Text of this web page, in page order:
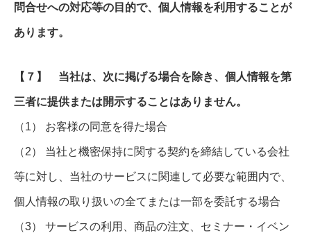
問合せへの対応等の目的で、個人情報を利用することが
あります。
【７】 当社は、次に掲げる場合を除き、個人情報を第
三者に提供または開示することはありません。
（1） お客様の同意を得た場合
（2） 当社と機密保持に関する契約を締結している会社
等に対し、当社のサービスに関連して必要な範囲内で、
個人情報の取り扱いの全てまたは一部を委託する場合
（3） サービスの利用、商品の注文、セミナー・イベン